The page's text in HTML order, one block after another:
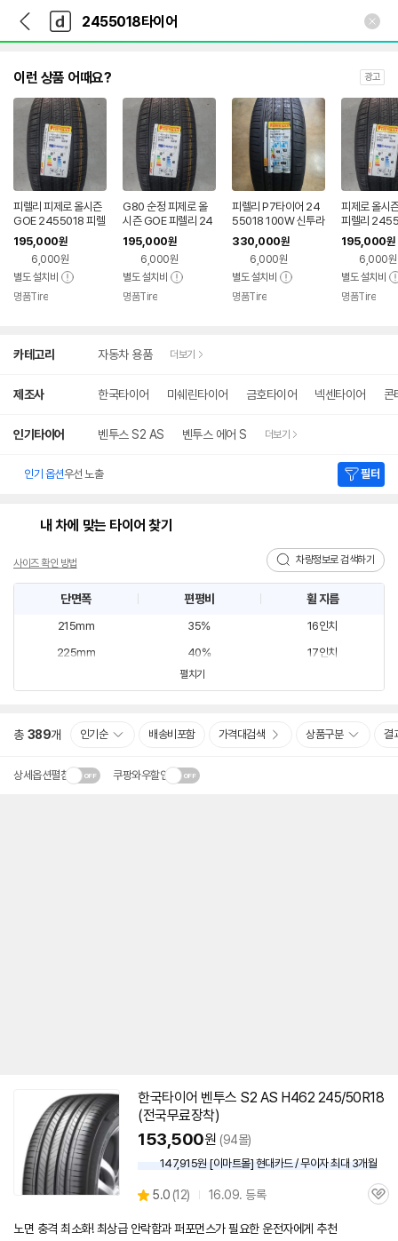
다
나
와
가
다
와
인
이런 상품 어때요? 광고
피렐리 피제로 올시즌
GOE 2455018 피렐
리 245 50 18
195,000원
6,000원
별도 설치비
명품Tire
G80 순정 피제로 올
시즌 GOE 피렐리 24
55018 제네시스g80
피렐리 245 50 18
195,000원
6,000원
별도 설치비
명품Tire
피렐리 P7타이어 24
55018 100W 신투라
토 런플렛 245 50 18
330,000원
6,000원
별도 설치비
명품Tire
피제로 올시
피렐리
0 18인치 순
245 50 18
195,000원
6,000원
별도 설치비
명품Tire
카테고리 자동차 용품 더보기
제조사 한국타이어 미쉐린타이어 금호타이어 넥센타이어 콘
인기타이어 벤투스 S2 AS 벤투스 에어 S 더보기
인기 옵션우선 노출 필터
내 차에 맞는 타이어 찾기
차량정보로 검색하기
사이즈 확인 방법
단면폭 편평비
휠 지름
145mm
155mm
175mm
195mm
205mm
215mm
225mm
265mm
285mm
30%
35%
40%
55%
65%
75%
20인치
13인치
14인치
15인치
16인치
17인치
21인치
펼치기
총 389개 인기순 배송비포함 가격대검색 상품구분 결
상세옵션펼침 쿠팡와우할인
한국타이어 벤투스 S2 AS H462 245/50R18
(전국무료장착)
153,500원 (94몰)
147,915원 [이마트몰] 현대카드 / 무이자 최대 3개월
별
점
5.0 (상
리
12) 16.09. 등록
관
노면 충격 최소화! 최상급 안락함과 퍼포먼스가 필요한 운전자에게 추천